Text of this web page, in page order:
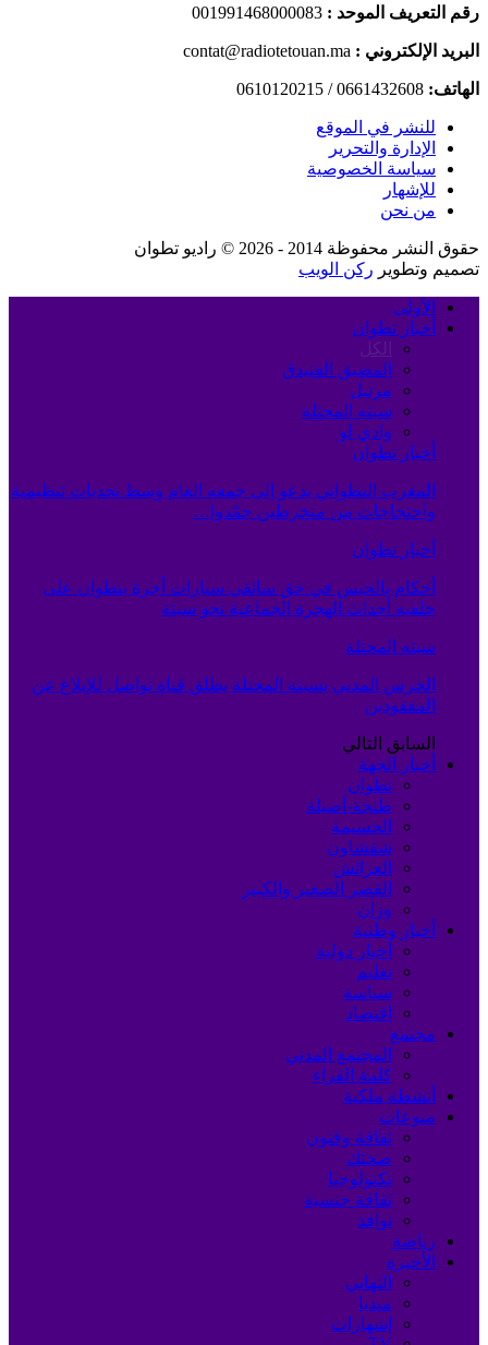
رقم التعريف الموحد : 001991468000083
البريد الإلكتروني : contat@radiotetouan.ma
الهاتف: 0661432608 / 0610120215
للنشر في الموقع
الإدارة والتحرير
سياسة الخصوصية
للإشهار
من نحن
حقوق النشر محفوظة 2014 - 2026 © راديو تطوان
تصميم وتطوير ركن الويب
الأولى
أخبار تطوان
الكل
المضيق الفنيدق
مرتيل
سبته المحتلة
وادي لو
أخبار تطوان
المغرب التطواني يدعو إلى جمعه العام وسط تحديات تنظيمية
واحتجاجات من منخرطين جمّدوا…
أخبار تطوان
أحكام بالحبس في حق سائقي سيارات أجرة بتطوان على
خلفية أحداث الهجرة الجماعية نحو سبتة
سبته المحتلة
الحرس المدني بسبتة المحتلة يطلق قناة تواصل للإبلاغ عن
المفقودين
السابق التالي
أخبار الجهة
تطوان
طنجة-أصيلة
الحسيمة
شفشاون
العرائش
القصر الصغير والكبير
وزان
أخبار وطنية
أخبار دولية
تعليم
سياسة
اقتصاد
مجتمع
المجتمع المدني
كلمة القراء
أنشطة ملكية
منوعات
ثقافة وفنون
صحتك
تكنولوجيا
ثقافة جنسية
نوافذ
رياضة
الأخيرة
التهاني
ميديا
إشهارات